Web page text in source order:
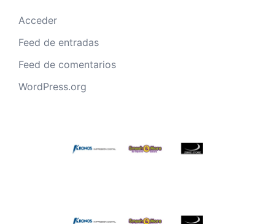
Acceder
Feed de entradas
Feed de comentarios
WordPress.org